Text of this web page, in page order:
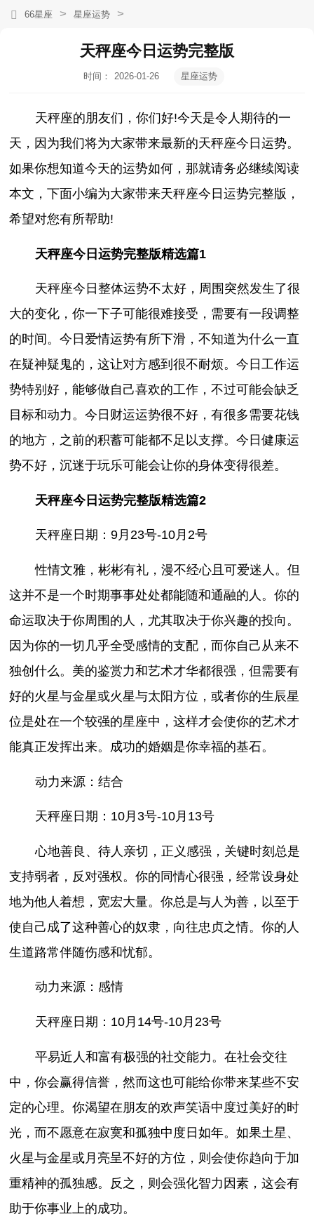
66星座 > 星座运势 >
天秤座今日运势完整版
时间：
2026-01-26
星座运势
天秤座的朋友们，你们好!今天是令人期待的一
天，因为我们将为大家带来最新的天秤座今日运势。
如果你想知道今天的运势如何，那就请务必继续阅读
本文，下面小编为大家带来天秤座今日运势完整版，
希望对您有所帮助!
天秤座今日运势完整版精选篇1
天秤座今日整体运势不太好，周围突然发生了很
大的变化，你一下子可能很难接受，需要有一段调整
的时间。今日爱情运势有所下滑，不知道为什么一直
在疑神疑鬼的，这让对方感到很不耐烦。今日工作运
势特别好，能够做自己喜欢的工作，不过可能会缺乏
目标和动力。今日财运运势很不好，有很多需要花钱
的地方，之前的积蓄可能都不足以支撑。今日健康运
势不好，沉迷于玩乐可能会让你的身体变得很差。
天秤座今日运势完整版精选篇2
天秤座日期：9月23号-10月2号
性情文雅，彬彬有礼，漫不经心且可爱迷人。但
这并不是一个时期事事处处都能随和通融的人。你的
命运取决于你周围的人，尤其取决于你兴趣的投向。
因为你的一切几乎全受感情的支配，而你自己从来不
独创什么。美的鉴赏力和艺术才华都很强，但需要有
好的火星与金星或火星与太阳方位，或者你的生辰星
位是处在一个较强的星座中，这样才会使你的艺术才
能真正发挥出来。成功的婚姻是你幸福的基石。
动力来源：结合
天秤座日期：10月3号-10月13号
心地善良、待人亲切，正义感强，关键时刻总是
支持弱者，反对强权。你的同情心很强，经常设身处
地为他人着想，宽宏大量。你总是与人为善，以至于
使自己成了这种善心的奴隶，向往忠贞之情。你的人
生道路常伴随伤感和忧郁。
动力来源：感情
天秤座日期：10月14号-10月23号
平易近人和富有极强的社交能力。在社会交往
中，你会赢得信誉，然而这也可能给你带来某些不安
定的心理。你渴望在朋友的欢声笑语中度过美好的时
光，而不愿意在寂寞和孤独中度日如年。如果土星、
火星与金星或月亮呈不好的方位，则会使你趋向于加
重精神的孤独感。反之，则会强化智力因素，这会有
助于你事业上的成功。